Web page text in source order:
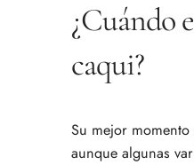
¿Cuándo
caqui?
Su mejor
aunque algunas